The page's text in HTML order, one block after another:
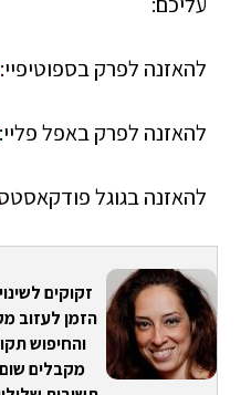
להאזנה לפרק בספוטיפיי:
להאזנה לפרק באפל פליי:
להאזנה בגוגל
זקוקים
הזמן לעזוב
והחיפוש
מקבלים